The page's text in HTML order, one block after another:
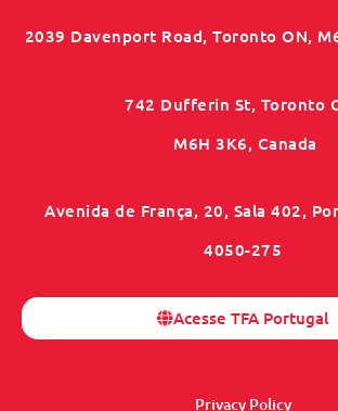
2039 Davenport Road, Toronto ON,
742 Dufferin St, Toronto
M6H 3K6, Canada
Avenida de França, 20, Sala 402,
4050-275
Acesse TFA Portugal
Privacy Policy